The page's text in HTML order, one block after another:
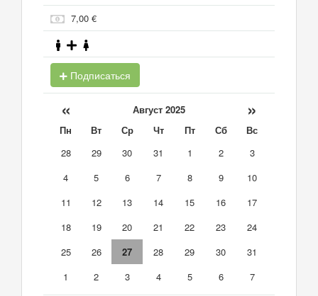
7,00 €
Подписаться
« Август 2025 »
Пн Вт Ср Чт Пт Сб
Вс
28
29 30 31 1 2
3
4
5 6 7 8 9
10
11
12 13 14 15 16
17
18
19 20 21 22 23
24
25
26 27 28 29 30
31
1
2 3 4 5 6 7